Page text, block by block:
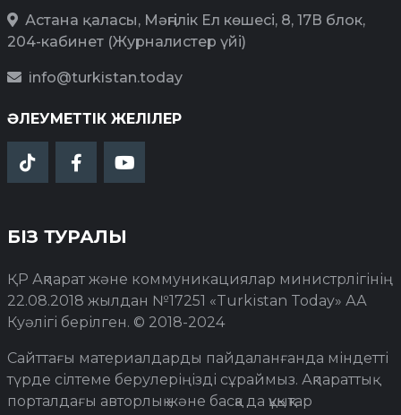
Астана қаласы, Мәңгілік Ел көшесі, 8, 17В блок,
204-кабинет (Журналистер үйі)
info@turkistan.today
ӘЛЕУМЕТТІК ЖЕЛІЛЕР
БІЗ ТУРАЛЫ
ҚР Ақпарат және коммуникациялар министрлігінің
22.08.2018 жылдан №17251 «Turkistan Today» АА
Куәлігі берілген. © 2018-2024
Сайттағы материалдарды пайдаланғанда міндетті
түрде сілтеме берулеріңізді сұраймыз. Ақпараттық
порталдағы авторлық және басқа да құқықтар